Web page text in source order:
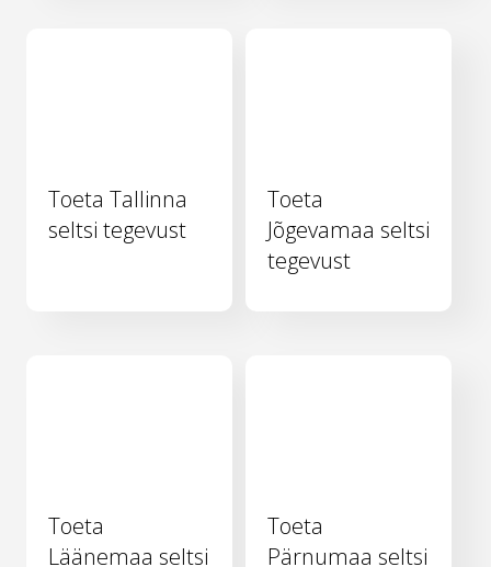
Toeta Tallinna
seltsi tegevust
Toeta
Jõgevamaa seltsi
tegevust
Toeta
Läänemaa seltsi
Toeta
Pärnumaa seltsi